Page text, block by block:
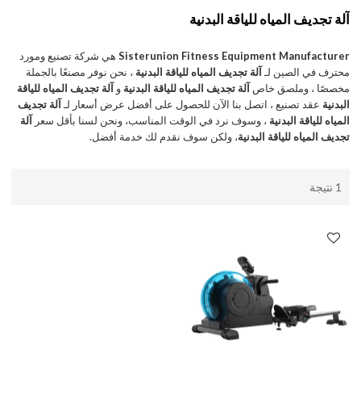
آلة تجديف المياه للياقة البدنية
Sisterunion Fitness Equipment Manufacturer هي شركة تصنيع ومورد
محترف في الصين لـ آلة تجديف المياه للياقة البدنية ، نحن نوفر مصنعًا بالجملة
مخصصًا ، وملصق خاص آلة تجديف المياه للياقة البدنية و آلة تجديف المياه للياقة
البدنية عقد تصنيع ، اتصل بنا الآن للحصول على أفضل عرض أسعار لـ آلة تجديف
المياه للياقة البدنية ، وسوف نرد في الوقت المناسب، ونحن لسنا بأقل سعر آلة
تجديف المياه للياقة البدنية، ولكن سوف نقدم لك خدمة أفضل.
1 نتيجة